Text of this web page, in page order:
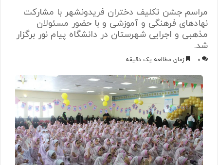
مراسم جشن تکلیف دختران فریدونشهر با مشارکت
نهادهای فرهنگی و آموزشی و با حضور مسئولان
مذهبی و اجرایی شهرستان در دانشگاه پیام نور برگزار
شد.
0 زمان مطالعه یک دقیقه